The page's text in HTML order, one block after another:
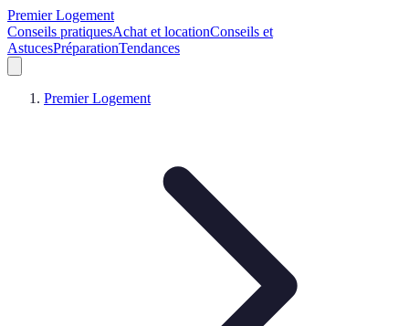
Premier Logement
Conseils pratiquesAchat et locationConseils et
AstucesPréparationTendances
Premier Logement